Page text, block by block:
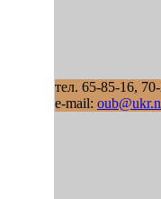
тел. 65-85-16,
e-mail: